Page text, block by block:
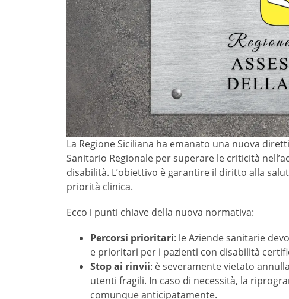
La Regione Siciliana ha emanato una nuova
Sanitario Regionale per superare le criticità
disabilità. L’obiettivo è garantire il diritto alla
priorità clinica.
Ecco i punti chiave della nuova normativa:
Percorsi prioritari: le Aziende sanitarie
e prioritari per i pazienti con disabilità
Stop ai rinvii: è severamente vietato
utenti fragili. In caso di necessità, la
comunque anticipatamente.